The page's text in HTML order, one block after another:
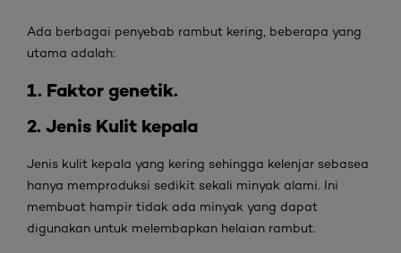
Ada berbagai penyebab rambut kering, beberapa yang
utama adalah:
1. Faktor genetik.
2. Jenis Kulit kepala
Jenis kulit kepala yang kering sehingga kelenjar sebasea
hanya memproduksi sedikit sekali minyak alami. Ini
membuat hampir tidak ada minyak yang dapat
digunakan untuk melembapkan helaian rambut.